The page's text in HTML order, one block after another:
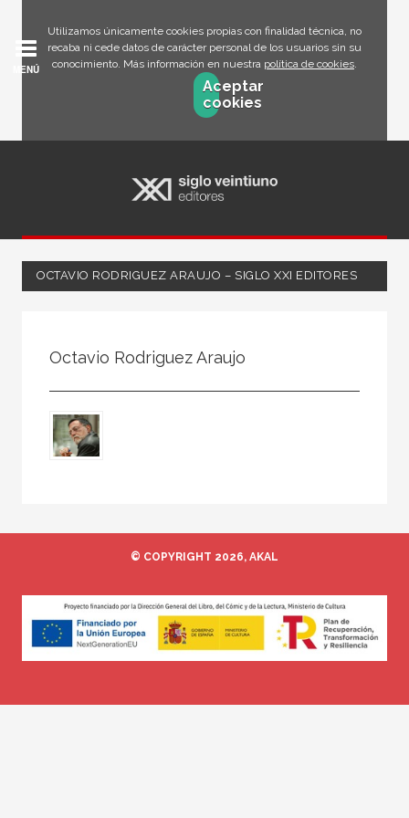
Utilizamos únicamente cookies propias con finalidad técnica, no
recaba ni cede datos de carácter personal de los usuarios sin su
conocimiento. Más información en nuestra política de cookies.
Aceptar
cookies
MENÚ
OCTAVIO RODRIGUEZ ARAUJO – SIGLO XXI EDITORES
Octavio Rodriguez Araujo
© COPYRIGHT 2026, AKAL